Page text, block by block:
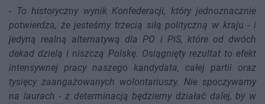
- To historyczny wynik Konfederacji, który jednoznacznie
potwierdza, że jesteśmy trzecią siłą polityczną w kraju - i
jedyną realną alternatywą dla PO i PiS, które od dwóch
dekad dzielą i niszczą Polskę. Osiągnięty rezultat to efekt
intensywnej pracy naszego kandydata, całej partii oraz
tysięcy zaangażowanych wolontariuszy. Nie spoczywamy
na laurach - z determinacją będziemy działać dalej, by w